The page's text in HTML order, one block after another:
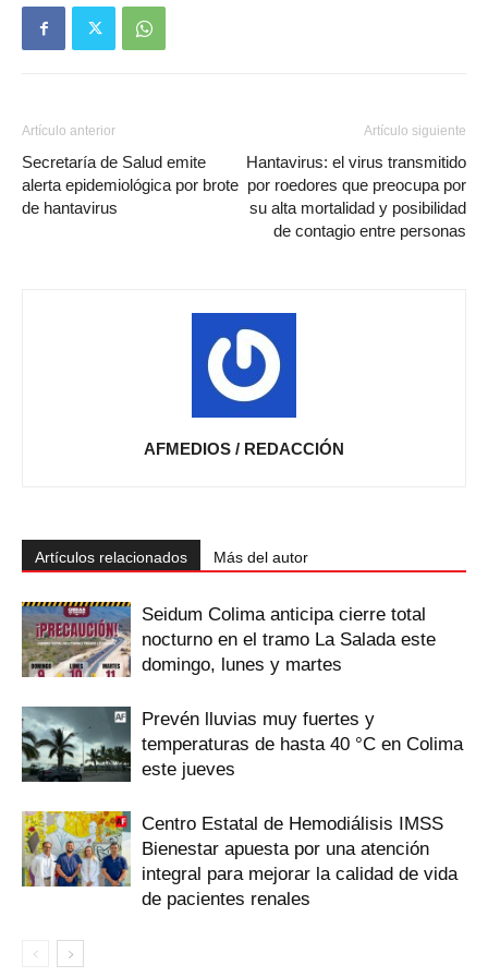
Artículo anterior
Secretaría de Salud emite
alerta epidemiológica por brote
de hantavirus
Artículo siguiente
Hantavirus: el virus transmitido
por roedores que preocupa por
su alta mortalidad y posibilidad
de contagio entre personas
AFMEDIOS / REDACCIÓN
Artículos relacionados Más del autor
Seidum Colima anticipa cierre total
nocturno en el tramo La Salada este
domingo, lunes y martes
Prevén lluvias muy fuertes y
temperaturas de hasta 40 °C en Colima
este jueves
Centro Estatal de Hemodiálisis IMSS
Bienestar apuesta por una atención
integral para mejorar la calidad de vida
de pacientes renales